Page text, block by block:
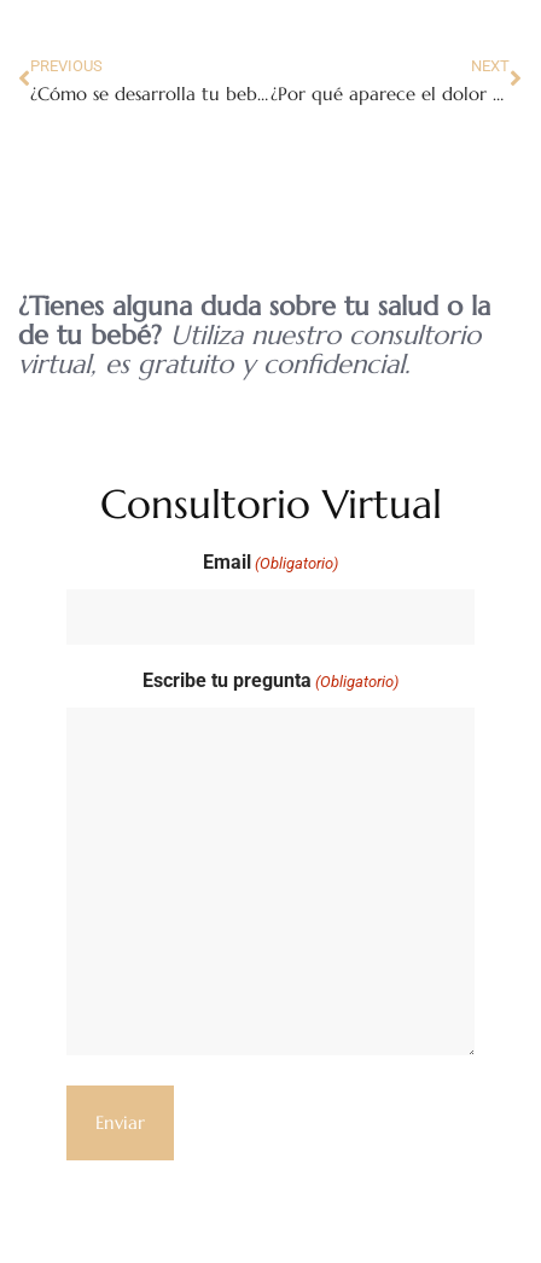
PREVIOUS
¿Cómo se desarrolla tu bebé desde la semana 14 hasta la semana 28 de embarazo?
NEXT
¿Por qué aparece el dolor abdominal en el segundo trimestre del embarazo?
¿Tienes alguna duda sobre tu salud o la
de tu bebé? Utiliza nuestro consultorio
virtual, es gratuito y confidencial.
Consultorio Virtual
Email (Obligatorio)
Escribe tu pregunta (Obligatorio)